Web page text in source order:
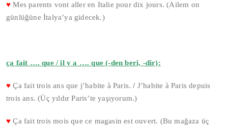
♥ Mes parents vont aller en Italie pour dix jours. (Ailem on
günlüğüne İtalya’ya gidecek.)
ça fait …. que / il y a …. que (-den beri, -dir):
♥ Ça fait trois ans que j’habite à Paris./ J’habite à Paris depuis
trois ans. (Üç yıldır Paris’te yaşıyorum.)
♥ Ça fait trois mois que ce magasin est ouvert. (Bu mağaza üç